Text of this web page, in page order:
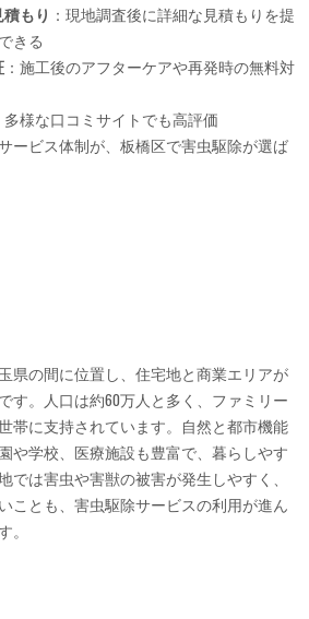
もり ：現地調査後に詳細な見積もりを提
きる
：施工後のアフターケアや再発時の無料対
多様な口コミサイトでも高評価
ービス体制が、板橋区で害虫駆除が選ば
県の間に位置し、住宅地と商業エリアが
す。人口は約60万人と多く、ファミリー
帯に支持されています。自然と都市機能
や学校、医療施設も豊富で、暮らしやす
では害虫や害獣の被害が発生しやすく、
ことも、害虫駆除サービスの利用が進ん